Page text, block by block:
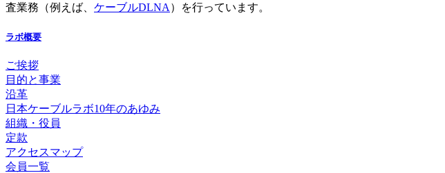
査業務（例えば、 ケーブルDLNA）を行っています。
ラボ概要
ご挨拶
目的と事業
沿革
日本ケーブルラボ10年のあゆみ
組織・役員
定款
アクセスマップ
会員一覧